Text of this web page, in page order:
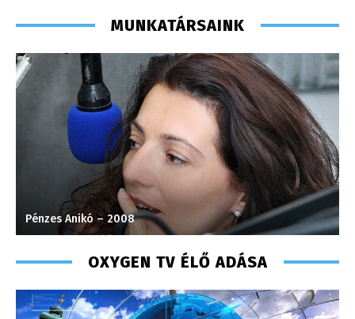
MUNKATÁRSAINK
Pénzes Anikó – 2008
OXYGEN TV ÉLŐ ADÁSA